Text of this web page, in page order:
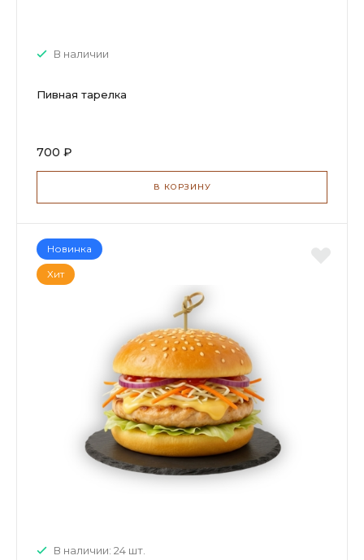
В наличии
Пивная тарелка
700 ₽
В КОРЗИНУ
Новинка
Хит
В наличии: 24 шт.